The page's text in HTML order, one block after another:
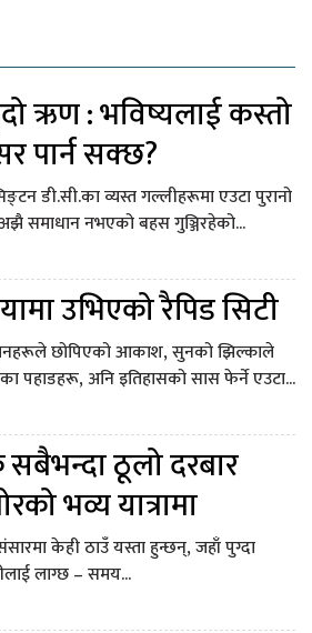
ऋण : भविष्यलाई कस्तो
पार्न सक्छ?
डी.सी.का व्यस्त गल्लीहरूमा एउटा पुरानो
समाधान नभएको बहस गुञ्जिरहेको...
उभिएको रैपिड सिटी
छोपिएको आकाश, सुनको झिल्काले
पहाडहरू, अनि इतिहासको सास फेर्ने एउटा...
ठूलो दरबार
भव्य यात्रामा
केही ठाउँ यस्ता हुन्छन्, जहाँ पुग्दा
लाग्छ – समय...